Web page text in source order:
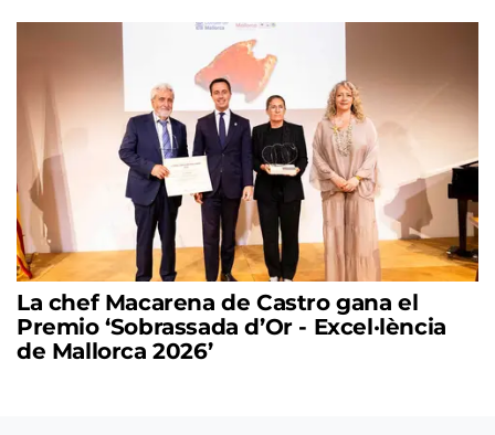
La chef Macarena de Castro gana el
Premio ‘Sobrassada d’Or - Excel·lència
de Mallorca 2026’